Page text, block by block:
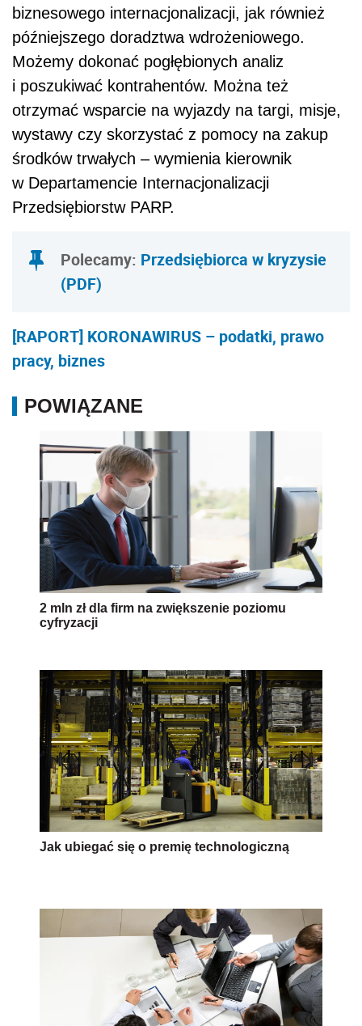
biznesowego internacjonalizacji, jak również
późniejszego doradztwa wdrożeniowego.
Możemy dokonać pogłębionych analiz
i poszukiwać kontrahentów. Można też
otrzymać wsparcie na wyjazdy na targi, misje,
wystawy czy skorzystać z pomocy na zakup
środków trwałych – wymienia kierownik
w Departamencie Internacjonalizacji
Przedsiębiorstw PARP.
Polecamy: Przedsiębiorca w kryzysie
(PDF)
[RAPORT] KORONAWIRUS – podatki, prawo
pracy, biznes
POWIĄZANE
2 mln zł dla firm na zwiększenie poziomu
cyfryzacji
Jak ubiegać się o premię technologiczną